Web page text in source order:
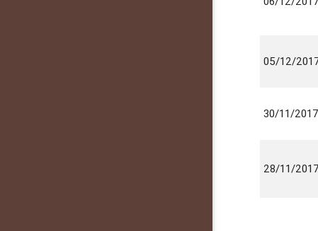
05/12/
30/11/2017
28/11/2017